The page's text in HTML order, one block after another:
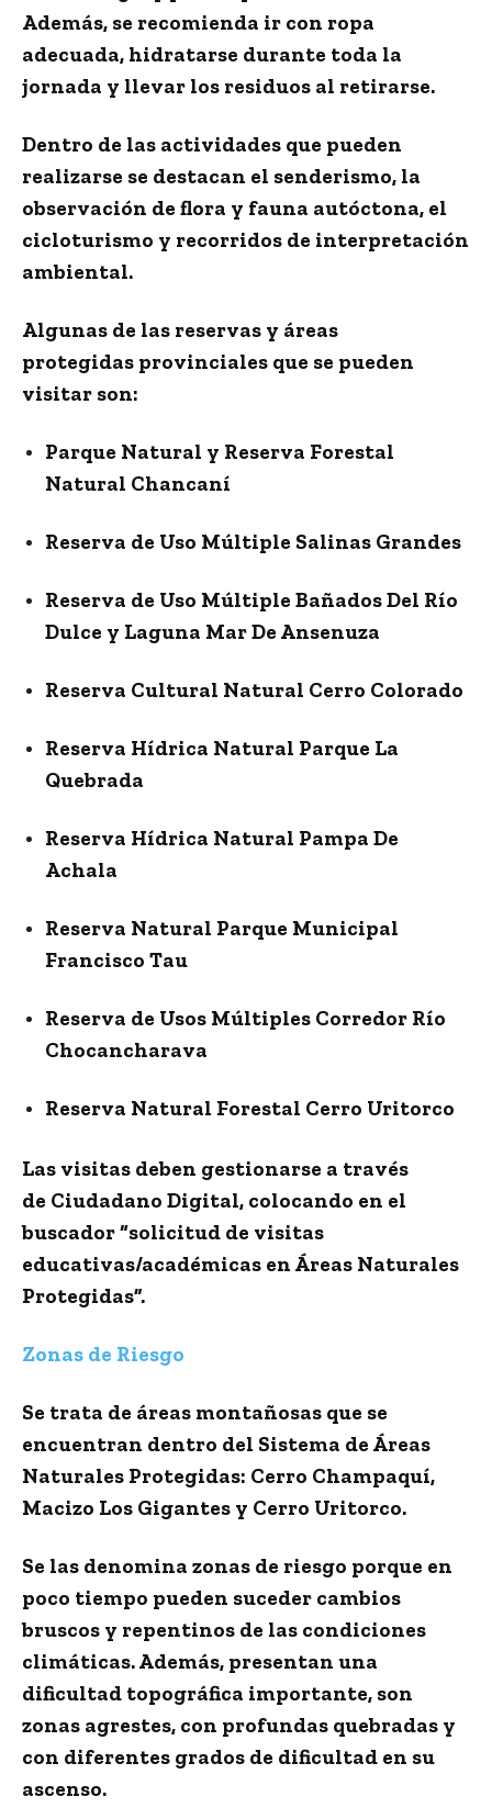
Además, se recomienda ir con ropa
adecuada, hidratarse durante toda la
jornada y llevar los residuos al retirarse.
Dentro de las actividades que pueden
realizarse se destacan el senderismo, la
observación de flora y fauna autóctona, el
cicloturismo y recorridos de interpretación
ambiental.
Algunas de las reservas y áreas
protegidas provinciales que se pueden
visitar son:
Parque Natural y Reserva Forestal
Natural Chancaní
Reserva de Uso Múltiple Salinas Grandes
Reserva de Uso Múltiple Bañados Del Río
Dulce y Laguna Mar De Ansenuza
Reserva Cultural Natural Cerro Colorado
Reserva Hídrica Natural Parque La
Quebrada
Reserva Hídrica Natural Pampa De
Achala
Reserva Natural Parque Municipal
Francisco Tau
Reserva de Usos Múltiples Corredor Río
Chocancharava
Reserva Natural Forestal Cerro Uritorco
Las visitas deben gestionarse a través
de Ciudadano Digital, colocando en el
buscador “solicitud de visitas
educativas/académicas en Áreas Naturales
Protegidas”.
Zonas de Riesgo
Se trata de áreas montañosas que se
encuentran dentro del Sistema de Áreas
Naturales Protegidas: Cerro Champaquí,
Macizo Los Gigantes y Cerro Uritorco.
Se las denomina zonas de riesgo porque en
poco tiempo pueden suceder cambios
bruscos y repentinos de las condiciones
climáticas. Además, presentan una
dificultad topográfica importante, son
zonas agrestes, con profundas quebradas y
con diferentes grados de dificultad en su
ascenso.